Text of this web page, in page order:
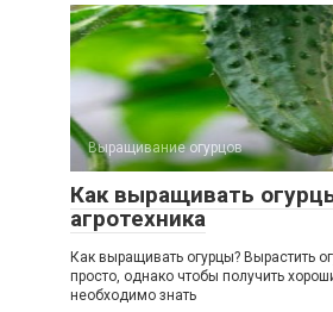
Выращивание огурцов
Как выращивать
агротехника
Как выращивать огурцы? Вырастить
просто, однако чтобы получить
необходимо знать